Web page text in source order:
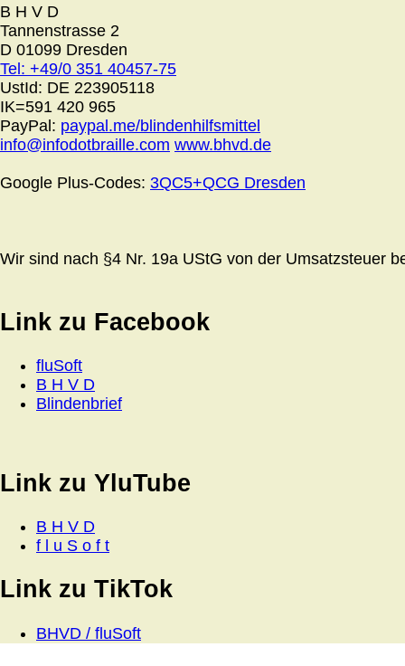
B H V D
Tannenstrasse 2
D 01099 Dresden
Tel: +49/0 351 40457-75
UstId: DE 223905118
IK=591 420 965
PayPal: paypal.me/blindenhilfsmittel
info@infodotbraille.com www.bhvd.de
Google Plus-Codes: 3QC5+QCG Dresden
Wir sind nach §4 Nr. 19a UStG von der Umsatzsteuer
Link zu Facebook
fluSoft
B H V D
Blindenbrief
Link zu YluTube
B H V D
f l u S o f t
Link zu TikTok
BHVD / fluSoft